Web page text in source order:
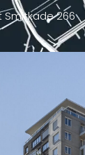
Smitkade 266